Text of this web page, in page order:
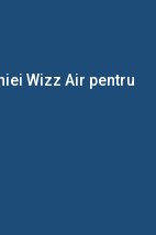
Wizz Air pentru